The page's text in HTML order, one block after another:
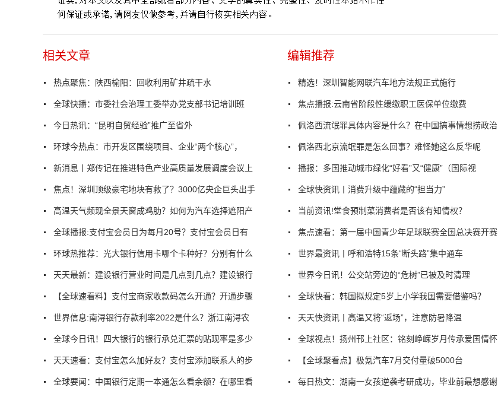
相关文章
热点聚焦：陕西榆阳：回收利用矿井疏干水
全球快播：市委社会治理工委举办党支部书记培训班
今日热讯：“昆明自贸经验”推广至省外
环球今热点：市开发区围绕项目、企业“两个核心”，
新消息丨郑传记在推进特色产业高质量发展调度会议上
焦点！深圳顶级豪宅地块有救了？3000亿央企巨头出手
高温天气频现全景天窗成鸡肋？如何为汽车选择遮阳产
全球播报:支付宝会员日为每月20号？支付宝会员日有
环球热推荐：光大银行信用卡哪个卡种好？分别有什么
天天最新：建设银行营业时间是几点到几点？建设银行
【全球速看料】支付宝商家收款码怎么开通？开通步骤
世界信息:南浔银行存款利率2022是什么？浙江南浔农
全球今日讯！四大银行的银行承兑汇票的贴现率是多少
天天速看：支付宝怎么加好友？支付宝添加联系人的步
全球要闻：中国银行定期一本通怎么看余额？在哪里看
编辑推荐
精选！深圳智能网联汽车地方法规正式施行
焦点播报:云南省阶段性缓缴职工医保单位缴费
佩洛西流氓罪具体内容是什么？在中国搞事情想捞政治
佩洛西北京流氓罪是怎么回事？难怪她这么反华呢
播报：多国推动城市绿化“好看”又“健康”（国际视
全球快资讯丨消费升级中蕴藏的“担当力”
当前资讯!堂食预制菜消费者是否该有知情权？
焦点速看：第一届中国青少年足球联赛全国总决赛开赛
世界最资讯丨呼和浩特15条“断头路”集中通车
世界今日讯！公交站旁边的“危树”已被及时清理
全球快看：韩国拟规定5岁上小学我国需要借鉴吗？
天天快资讯丨高温又将“返场”，注意防暑降温
全球视点！扬州邗上社区：铭刻峥嵘岁月传承爱国情怀
【全球聚看点】极氪汽车7月交付量破5000台
每日热文：湖南一女孩逆袭考研成功，毕业前最想感谢